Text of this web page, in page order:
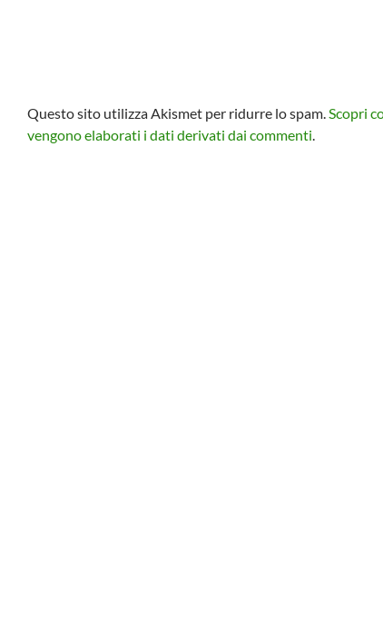
Questo sito utilizza Akismet per ridurre lo spam.Scopri
vengono elaborati i dati derivati dai commenti.